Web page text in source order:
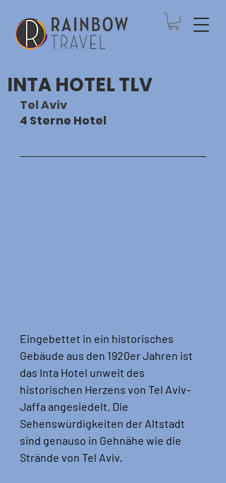
INTA HOTEL TLV
Tel Aviv
4 Sterne Hotel
Eingebettet in ein historisches
Gebäude aus den 1920er Jahren ist
das Inta Hotel unweit des
historischen Herzens von Tel Aviv-
Jaffa angesiedelt. Die
Sehenswürdigkeiten der Altstadt
sind genauso in Gehnähe wie die
Strände von Tel Aviv.